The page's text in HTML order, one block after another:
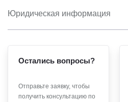
Юридическая информация
Остались вопросы?
Отправьте заявку, чтобы
получить консультацию по